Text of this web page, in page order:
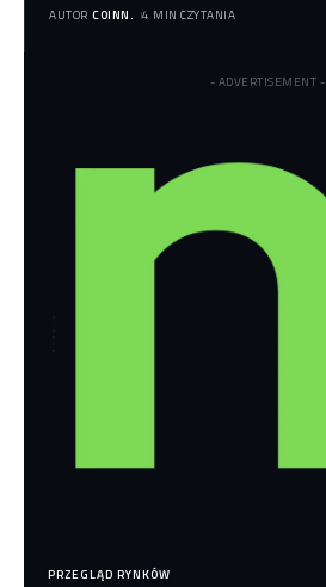
AUTOR COINN. 4 MIN CZYTANIA
- ADVERTISEMENT -
PRZEGLĄD RYNKÓW